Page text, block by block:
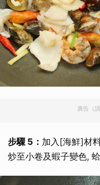
廣告（
步驟 5： 加入[海鮮]材
炒至小卷及蝦子變色,